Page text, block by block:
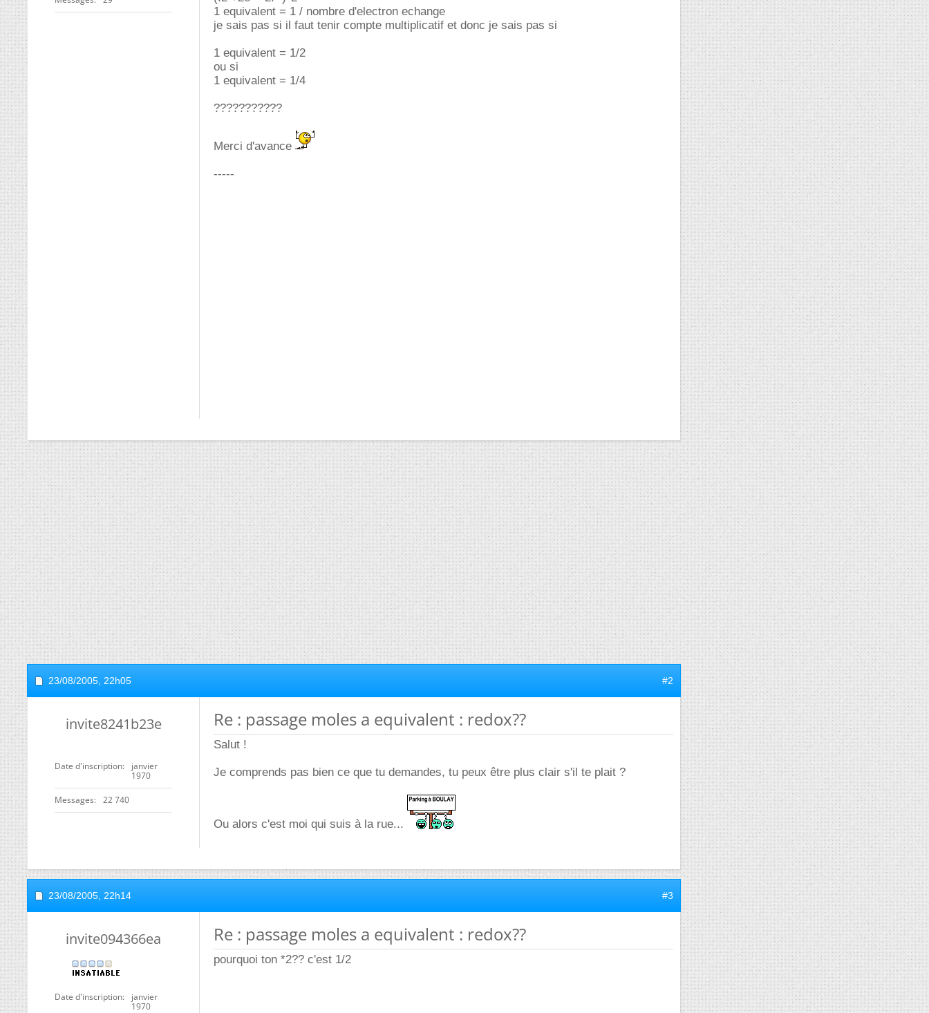
1 equivalent = 1 / nombre d'electron echange
je sais pas si il faut tenir compte multiplicatif et donc je sais pas si
1 equivalent = 1/2
ou si
1 equivalent = 1/4
???????????
Merci d'avance
-----
23/08/2005, 22h05 #2
invite8241b23e
Date d'inscription
janvier
1970
Messages 22 740
Re : passage moles a equivalent : redox??
Salut !
Je comprends pas bien ce que tu demandes, tu peux être plus clair s'il te plait ?
Ou alors c'est moi qui suis à la rue...
23/08/2005, 22h14 #3
invite094366ea
Date d'inscription
janvier
1970
Re : passage moles a equivalent : redox??
pourquoi ton *2?? c'est 1/2